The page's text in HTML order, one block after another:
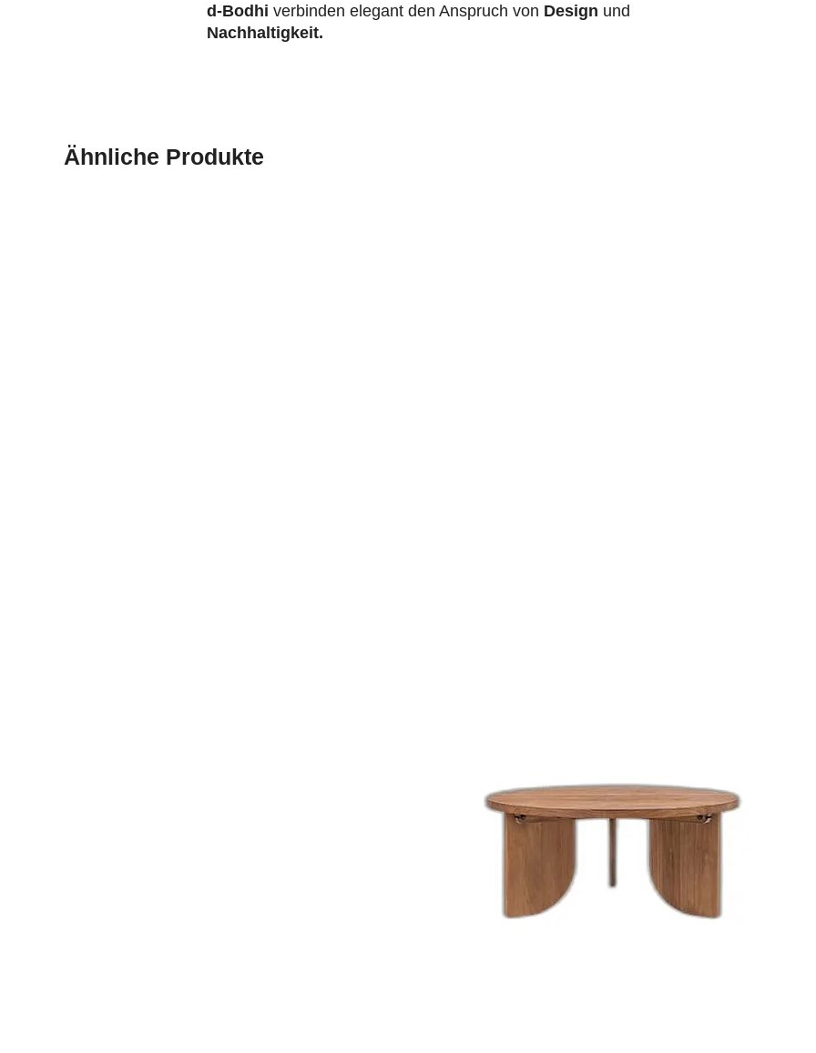
d-Bodhi verbinden elegant den Anspruch von Design und
Nachhaltigkeit.
Ähnliche Produkte